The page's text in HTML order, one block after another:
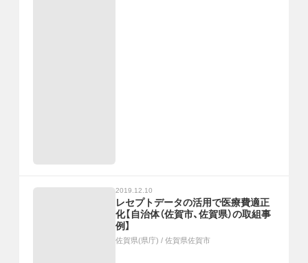
2019.12.10
レセプトデータの活用で医療費適正
化【自治体（佐賀市、佐賀県）の取組事
例】
佐賀県(県庁) / 佐賀県佐賀市